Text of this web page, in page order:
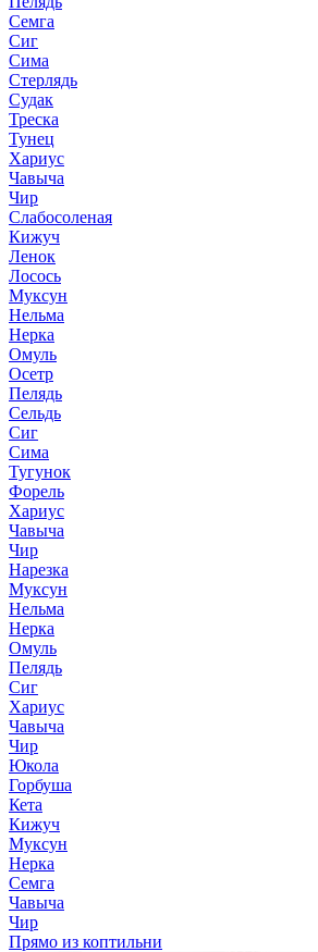
Семга
Сиг
Сима
Стерлядь
Судак
Треска
Тунец
Хариус
Чавыча
Чир
Слабосоленая
Кижуч
Ленок
Лосось
Муксун
Нельма
Нерка
Омуль
Осетр
Пелядь
Сельдь
Сиг
Сима
Тугунок
Форель
Хариус
Чавыча
Чир
Нарезка
Муксун
Нельма
Нерка
Омуль
Пелядь
Сиг
Хариус
Чавыча
Чир
Юкола
Горбуша
Кета
Кижуч
Муксун
Нерка
Семга
Чавыча
Чир
Прямо из коптильни